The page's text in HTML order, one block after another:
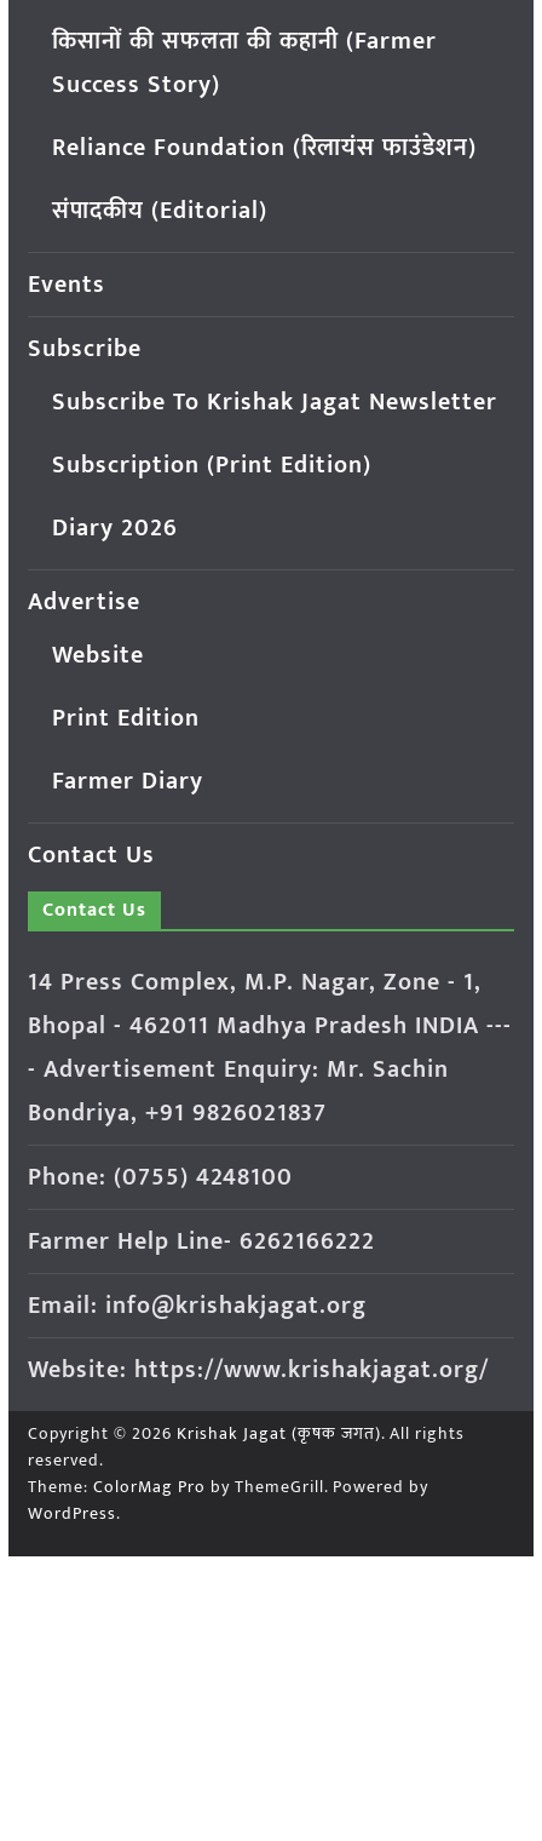
किसानों की सफलता की कहानी (Farmer
Success Story)
Reliance Foundation (रिलायंस फाउंडेशन)
संपादकीय (Editorial)
Events
Subscribe
Subscribe To Krishak Jagat Newsletter
Subscription (Print Edition)
Diary 2026
Advertise
Website
Print Edition
Farmer Diary
Contact Us
Contact Us
14 Press Complex, M.P. Nagar, Zone - 1,
Bhopal - 462011 Madhya Pradesh INDIA ---
- Advertisement Enquiry: Mr. Sachin
Bondriya, +91 9826021837
Phone: (0755) 4248100
Farmer Help Line- 6262166222
Email: info@krishakjagat.org
Website: https://www.krishakjagat.org/
Copyright © 2026 Krishak Jagat (कृषक जगत). All rights
reserved.
Theme: ColorMag Pro by ThemeGrill. Powered by
WordPress.